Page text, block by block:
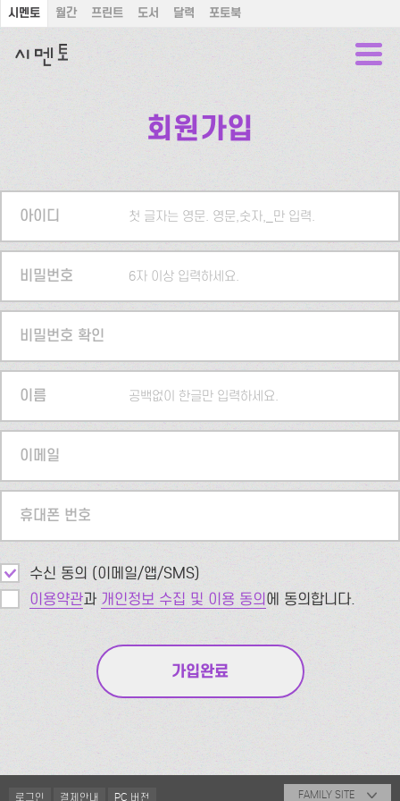
시멘토 월간 프린트 도서 달력 포토북
회원가입
아이디 첫 글자는 영문. 영문,숫자,_만 입력.
비밀번호 6자 이상 입력하세요.
비밀번호 확인
이름 공백없이 한글만 입력하세요.
이메일
휴대폰 번호
수신 동의 (이메일/앱/SMS)
이용약관과 개인정보 수집 및 이용 동의에 동의합니다.
로그인 결제안내 PC 버전 FAMILY SITE